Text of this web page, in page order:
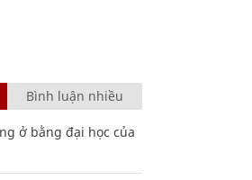
Bình luận nhiều
ở bằng đại học của